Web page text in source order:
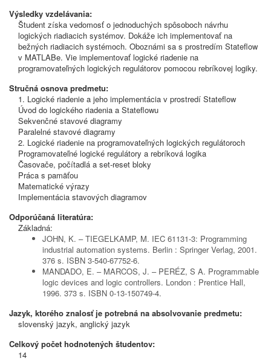
Výsledky vzdelávania:
Študent získa vedomosť o jednoduchých spôsoboch návrhu
logických riadiacich systémov. Dokáže ich implementovať na
bežných riadiacich systémoch. Oboznámi sa s prostredím Stateflow
v MATLABe. Vie implementovať logické riadenie na
programovateľných logických regulátorov pomocou rebríkovej logiky.
Stručná osnova predmetu:
1. Logické riadenie a jeho implementácia v prostredí Stateflow
Úvod do logického riadenia a Stateflowu
Sekvenčné stavové diagramy
Paralelné stavové diagramy
2. Logické riadenie na programovateľných logických regulátoroch
Programovateľné logické regulátory a rebríková logika
Časovače, počítadlá a set-reset bloky
Práca s pamäťou
Matematické výrazy
Implementácia stavových diagramov
Odporúčaná literatúra:
Základná:
JOHN, K. – TIEGELKAMP, M. IEC 61131-3: Programming
industrial automation systems. Berlin : Springer Verlag, 2001.
376 s. ISBN 3-540-67752-6.
MANDADO, E. – MARCOS, J. – PERÉZ, S A. Programmable
logic devices and logic controllers. London : Prentice Hall,
1996. 373 s. ISBN 0-13-150749-4.
Jazyk, ktorého znalosť je potrebná na absolvovanie predmetu:
slovenský jazyk, anglický jazyk
Celkový počet hodnotených študentov:
14